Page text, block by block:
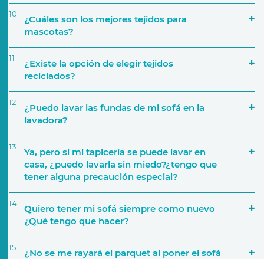
Características del sofá
Tejido y tapicerías
a través de nuestra página web
Si por ejemplo decides crear una composición de
cinco módulos, podrás elegir una tapicería
añadir diferentes telas para los cojines
decorativos.
10
¿Cuáles son los mejores tejidos para
mascotas?
11
¿Existe la opción de elegir tejidos
reciclados?
12
¿Puedo lavar las fundas de mi sofá en la
lavadora?
13
Ya, pero si mi tapicería se puede lavar en
casa, ¿puedo lavarla sin miedo?¿tengo que
tener alguna precaución especial?
14
Quiero tener mi sofá siempre como nuevo
¿Qué tengo que hacer?
15
¿No se me rayará el parquet al poner el sofá